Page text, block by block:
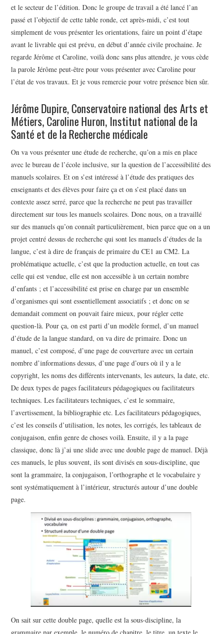
et le secteur de l’édition. Donc le groupe de travail a été lancé l’an
passé et l’objectif de cette table ronde, cet après-midi, c’est tout
simplement de vous présenter les orientations, faire un point d’étape
avant le livrable qui est prévu, en début d’année civile prochaine. Je
regarde Jérôme et Caroline, voilà donc sans plus attendre, je vous cède
la parole Jérôme peut-être pour vous présenter avec Caroline pour
l’état de vos travaux. Et je vous remercie pour votre présence bien sûr.
Jérôme Dupire, Conservatoire national des Arts et
Métiers, Caroline Huron, Institut national de la
Santé et de la Recherche médicale
On va vous présenter une étude de recherche, qu’on a mis en place
avec le bureau de l’école inclusive, sur la question de l’accessibilité des
manuels scolaires. Et on s’est intéressé à l’étude des pratiques des
enseignants et des élèves pour faire ça et on s’est placé dans un
contexte assez serré, parce que la recherche ne peut pas travailler
directement sur tous les manuels scolaires. Donc nous, on a travaillé
sur des manuels qu’on connaît particulièrement, bien parce que on a un
projet centré dessus de recherche qui sont les manuels d’études de la
langue, c’est à dire de français de primaire du CE1 au CM2. La
problématique actuelle, c’est que la production actuelle, en tout cas
celle qui est vendue, elle est non accessible à un certain nombre
d’enfants ; et l’accessibilité est prise en charge par un ensemble
d’organismes qui sont essentiellement associatifs ; et donc on se
demandait comment on pouvait faire mieux, pour régler cette
question-là. Pour ça, on est parti d’un modèle formel, d’un manuel
d’étude de la langue standard, on va dire de primaire. Donc un
manuel, c’est composé, d’une page de couverture avec un certain
nombre d’informations dessus, d’une page d’ours où il y a le
copyright, les noms des différents intervenants, les auteurs, la date, etc.
De deux types de pages facilitateurs pédagogiques ou facilitateurs
techniques. Les facilitateurs techniques, c’est le sommaire,
l’avertissement, la bibliographie etc. Les facilitateurs pédagogiques,
c’est les conseils d’utilisation, les notes, les corrigés, les tableaux de
conjugaison, enfin genre de choses voilà. Ensuite, il y a la page
classique, donc là j’ai une slide avec une double page de manuel. Déjà
ces manuels, le plus souvent, ils sont divisés en sous-discipline, que
sont la grammaire, la conjugaison, l’orthographe et le vocabulaire y
sont systématiquement à l’intérieur, structurés autour d’une double
page.
On sait sur cette double page, quelle est la sous-discipline, la